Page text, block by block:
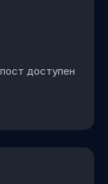
доступен